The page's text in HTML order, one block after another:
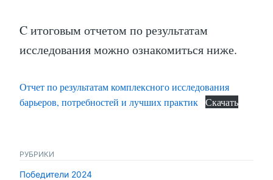
C итоговым отчетом по результатам
исследования можно ознакомиться ниже.
Отчет по результатам комплексного исследования
барьеров, потребностей и лучших практик Скачать
РУБРИКИ
Победители 2024